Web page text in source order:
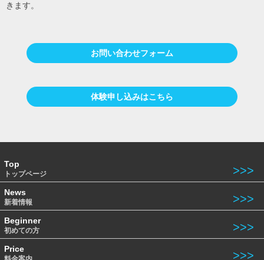
きます。
お問い合わせフォーム
体験申し込みはこちら
Top
トップページ
News
新着情報
Beginner
初めての方
Price